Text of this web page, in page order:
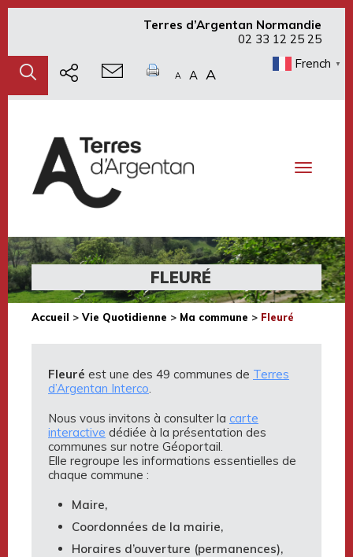
Terres d’Argentan Normandie
02 33 12 25 25
A A A
French ▼
Toggle
FLEURÉ
Accueil > Vie Quotidienne > Ma commune > Fleuré
Fleuré est une des 49 communes de Terres
d’Argentan Interco.
Nous vous invitons à consulter la carte
interactive dédiée à la présentation des
communes sur notre Géoportail.
Elle regroupe les informations essentielles de
chaque commune :
Maire,
Coordonnées de la mairie,
Horaires d’ouverture (permanences),